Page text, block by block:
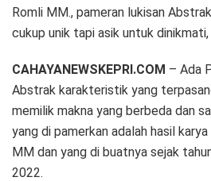
Romli MM., pameran lukisan
cukup unik tapi asik untuk dinikmati,
CAHAYANEWSKEPRI.COM – Ada
Abstrak karakteristik yang
memilik makna yang berbeda dan
yang di pamerkan adalah hasil
MM dan yang di buatnya sejak
2022.